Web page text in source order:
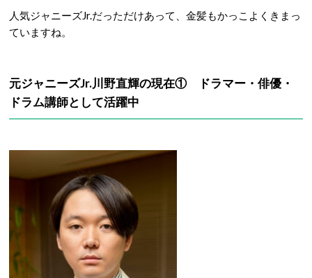
人気ジャニーズJr.だっただけあって、金髪もかっこよくきまっ
ていますね。
元ジャニーズJr.川野直輝の現在① ドラマー・俳優・
ドラム講師として活躍中